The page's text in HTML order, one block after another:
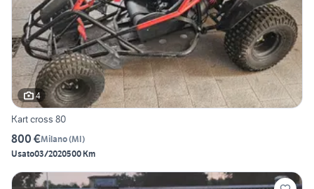
4
Kart cross 80
800 €Milano(MI)
Usato03/2020500 Km